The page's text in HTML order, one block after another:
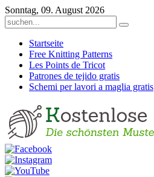
Sonntag, 09. August 2026
Startseite
Free Knitting Patterns
Les Points de Tricot
Patrones de tejido gratis
Schemi per lavori a maglia gratis